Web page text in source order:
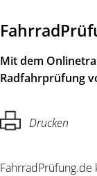
Mit dem
Radfahrprüfung
Drucken